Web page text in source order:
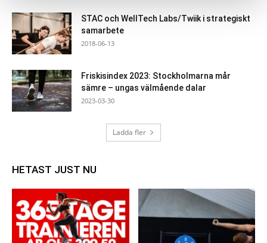
STAC och WellTech Labs/Twiik i strategiskt
samarbete
2018-06-13
Friskisindex 2023: Stockholmarna mår
sämre – ungas välmående dalar
2023-03-30
Ladda fler
HETAST JUST NU